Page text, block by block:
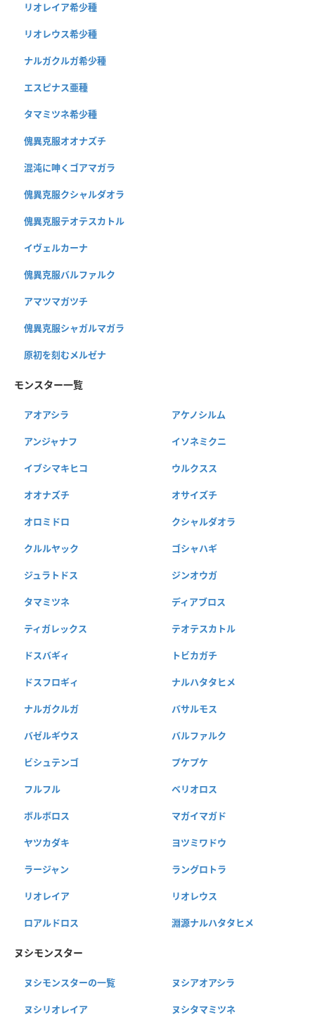
リオレイア希少種
リオレウス希少種
ナルガクルガ希少種
エスピナス亜種
タマミツネ希少種
傀異克服オオナズチ
混沌に呻くゴアマガラ
傀異克服クシャルダオラ
傀異克服テオテスカトル
イヴェルカーナ
傀異克服バルファルク
アマツマガツチ
傀異克服シャガルマガラ
原初を刻むメルゼナ
モンスター一覧
アオアシラ アケノシルム
アンジャナフ イソネミクニ
イブシマキヒコ ウルクスス
オオナズチ オサイズチ
オロミドロ クシャルダオラ
クルルヤック ゴシャハギ
ジュラトドス ジンオウガ
タマミツネ ディアブロス
ティガレックス テオテスカトル
ドスバギィ トビカガチ
ドスフロギィ ナルハタタヒメ
ナルガクルガ バサルモス
バゼルギウス バルファルク
ビシュテンゴ プケプケ
フルフル ベリオロス
ボルボロス マガイマガド
ヤツカダキ ヨツミワドウ
ラージャン ラングロトラ
リオレイア リオレウス
ロアルドロス 淵源ナルハタタヒメ
ヌシモンスター
ヌシモンスターの一覧 ヌシアオアシラ
ヌシリオレイア ヌシタマミツネ